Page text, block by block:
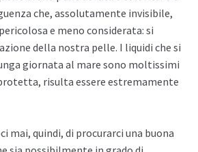
che, assolutamente invisibile,
e meno considerata: si
della nostra pelle. I liquidi che si
giornata al mare sono moltissimi
risulta essere estremamente
mai, quindi, di procurarci una buona